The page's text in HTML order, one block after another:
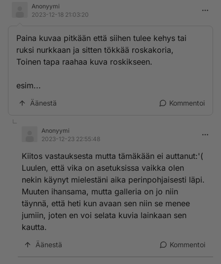
Anonyymi
2023-12-18 21:03:20
Paina kuvaa pitkään että siihen tulee kehys tai
ruksi nurkkaan ja sitten tökkää roskakoria,
Toinen tapa raahaa kuva roskikseen.
esim...
Äänestä Kommentoi
Anonyymi
2023-12-23 22:55:48
Kiitos vastauksesta mutta tämäkään ei auttanut:'(
Luulen, että vika on asetuksissa vaikka olen
nekin käynyt mielestäni aika perinpohjaisesti läpi.
Muuten ihansama, mutta galleria on jo niin
täynnä, että heti kun avaan sen niin se menee
jumiin, joten en voi selata kuvia lainkaan sen
kautta.
Äänestä Kommentoi